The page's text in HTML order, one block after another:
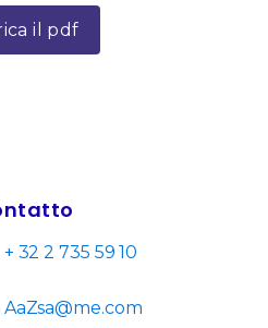
il pdf
+ 32 2 735 59 10
AaZsa@me.com